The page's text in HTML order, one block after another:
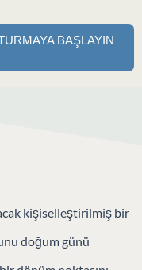
tepki verirler. Daha
daha güçlü